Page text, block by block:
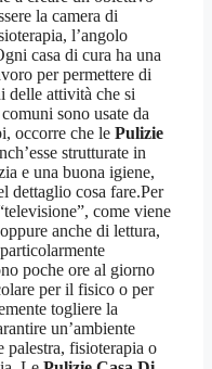
la camera di
l’angolo
casa di cura ha una
per permettere di
delle attività che si
sono usate da
occorre che le Pulizie
strutturate in
e una buona igiene,
dettaglio cosa fare.Per
come viene
anche di lettura,
poche ore al giorno
per il fisico o per
togliere la
un’ambiente
palestra, fisioterapia o